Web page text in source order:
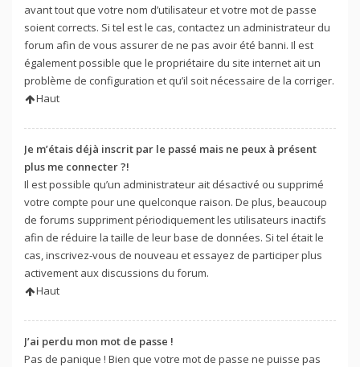
avant tout que votre nom d’utilisateur et votre mot de passe
soient corrects. Si tel est le cas, contactez un administrateur du
forum afin de vous assurer de ne pas avoir été banni. Il est
également possible que le propriétaire du site internet ait un
problème de configuration et qu’il soit nécessaire de la corriger.
Haut
Je m’étais déjà inscrit par le passé mais ne peux à présent
plus me connecter ?!
Il est possible qu’un administrateur ait désactivé ou supprimé
votre compte pour une quelconque raison. De plus, beaucoup
de forums suppriment périodiquement les utilisateurs inactifs
afin de réduire la taille de leur base de données. Si tel était le
cas, inscrivez-vous de nouveau et essayez de participer plus
activement aux discussions du forum.
Haut
J’ai perdu mon mot de passe !
Pas de panique ! Bien que votre mot de passe ne puisse pas